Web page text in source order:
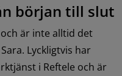
början till slut
är inte alltid det
Lyckligtvis har
i Reftele och är